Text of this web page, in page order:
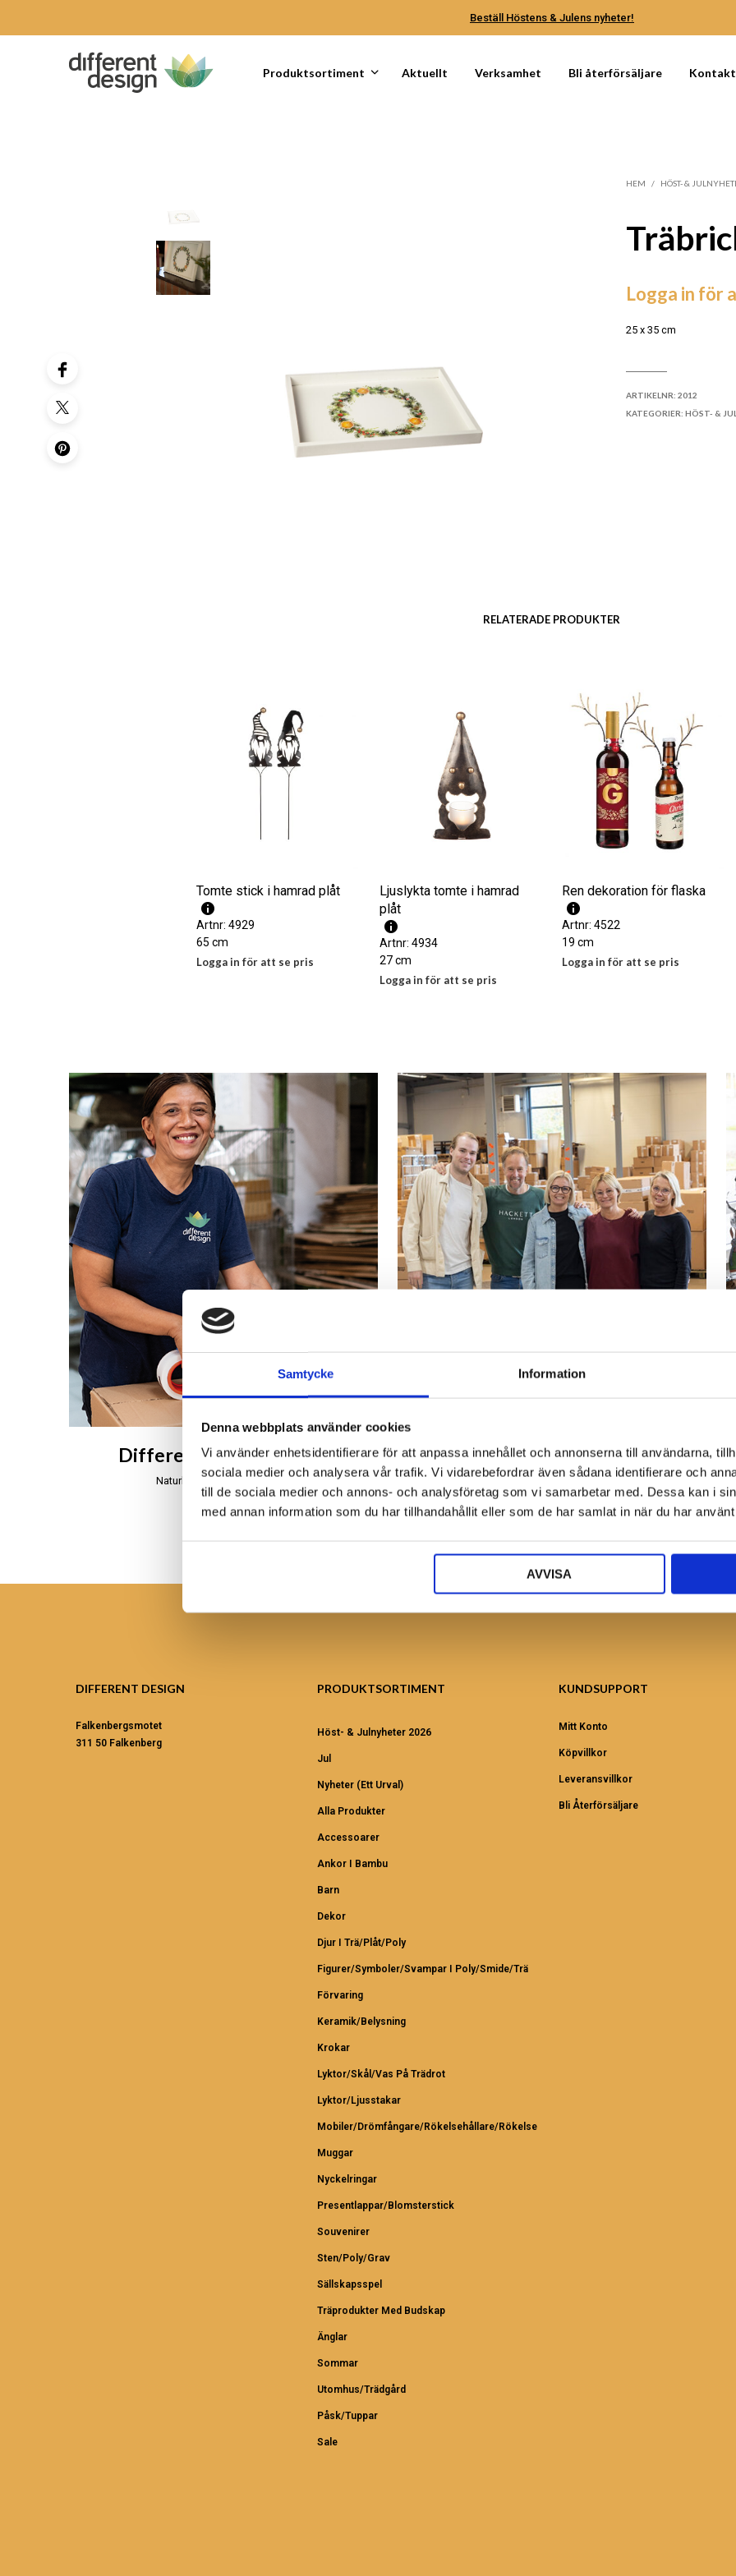
Samtycke Information
Denna webbplats använder cookies
Vi använder enhetsidentifierare för att anpassa innehållet och annonserna till användarna,
sociala medier och analysera vår trafik. Vi vidarebefordrar även sådana identifierare och
till de sociala medier och annons- och analysföretag som vi samarbetar med. Dessa kan i
med annan information som du har tillhandahållit eller som de har samlat in när du har
AVVISA
Beställ Höstens & Julens nyheter!
Produktsortiment Aktuellt Verksamhet Bli återförsäljare Kontakt
HEM / HÖST- &
Logga in för
25 x 35 cm
RELATERADE PRODUKTER
Tomte stick i hamrad plåt
Artnr: 4929
65 cm
Logga in för att se pris
Ljuslykta tomte i hamrad
plåt
Artnr: 4934
27 cm
Logga in för att se pris
Ren dekoration för flaska
Artnr: 4522
19 cm
Logga in för att se pris
Different Design på Bali
Naturligt, äkta och handgjort
Bli återförsäljare
Ansök nu!
DIFFERENT DESIGN
Falkenbergsmotet
311 50 Falkenberg
PRODUKTSORTIMENT
Höst- & Julnyheter 2026
Jul
Nyheter (ett Urval)
Alla Produkter
Accessoarer
Ankor I Bambu
Barn
Dekor
Djur I Trä/Plåt/Poly
Figurer/Symboler/Svampar I Poly/Smide/Trä
Förvaring
Keramik/Belysning
Krokar
Lyktor/Skål/Vas På Trädrot
Lyktor/Ljusstakar
Mobiler/Drömfångare/Rökelsehållare/Rökelse
Muggar
Nyckelringar
Presentlappar/Blomsterstick
Souvenirer
Sten/Poly/Grav
Sällskapsspel
Träprodukter Med Budskap
Änglar
Sommar
Utomhus/Trädgård
Påsk/Tuppar
Sale
KUNDSUPPORT
Mitt Konto
Köpvillkor
Leveransvillkor
Bli Återförsäljare